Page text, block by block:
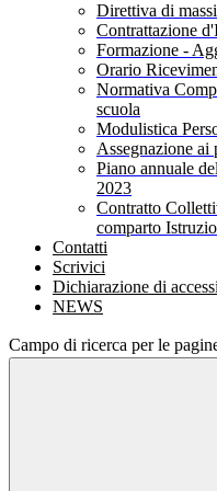
Direttiva di
Contrattazione
Formazione -
Orario
Normativa
scuola
Modulistica
Assegnazione ai
Piano annuale
2023
Contratto
comparto
Contatti
Scrivici
Dichiarazione di
NEWS
Campo di ricerca per le